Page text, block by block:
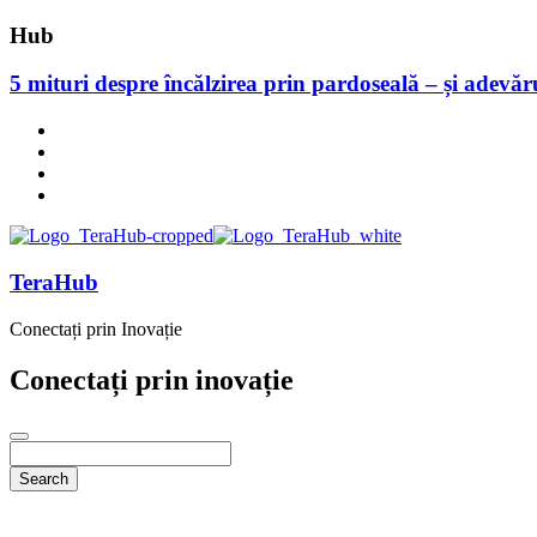
Hub
5 mituri despre încălzirea prin pardoseală – și
TeraHub
Conectați prin Inovație
Conectați prin inovație